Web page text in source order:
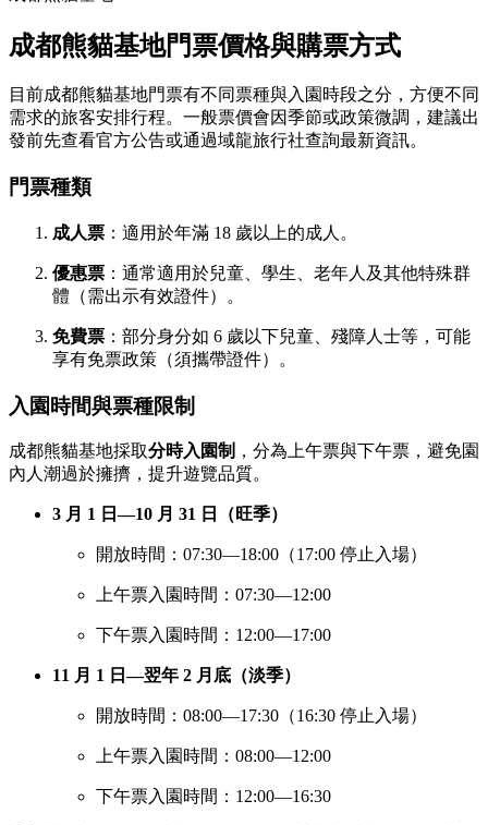
成都熊貓基地門票價格與購票方式
目前成都熊貓基地門票有不同票種與入園時段之分，方便不同
需求的旅客安排行程。一般票價會因季節或政策微調，建議出
發前先查看官方公告或通過域龍旅行社查詢最新資訊。
門票種類
成人票 ：適用於年滿 18 歲以上的成人。
優惠票 ：通常適用於兒童、學生、老年人及其他特殊群
體（需出示有效證件）。
免費票 ：部分身分如 6 歲以下兒童、殘障人士等，可能
享有免票政策（須攜帶證件）。
入園時間與票種限制
成都熊貓基地採取分時入園制 ，分為上午票與下午票，避免園
內人潮過於擁擠，提升遊覽品質。
3 月 1 日—10 月 31 日（旺季）
開放時間：07:30—18:00（17:00 停止入場）
上午票入園時間：07:30—12:00
下午票入園時間：12:00—17:00
11 月 1 日—翌年 2 月底（淡季）
開放時間：08:00—17:30（16:30 停止入場）
上午票入園時間：08:00—12:00
下午票入園時間：12:00—16:30